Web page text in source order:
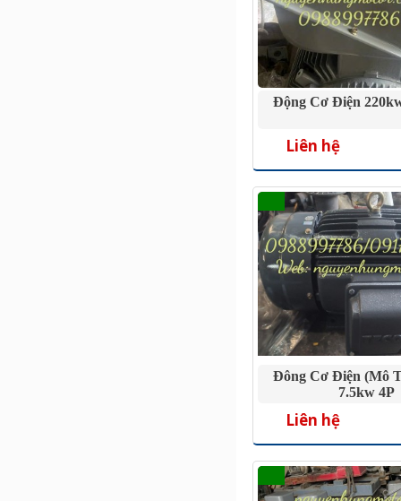
Động Cơ Điện
Liên hệ
Đông Cơ Điện (mô
7.5kw 4P
Liên hệ